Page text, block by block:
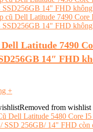
Latitude 7490
14″ FHD
+
Removed from wishlist